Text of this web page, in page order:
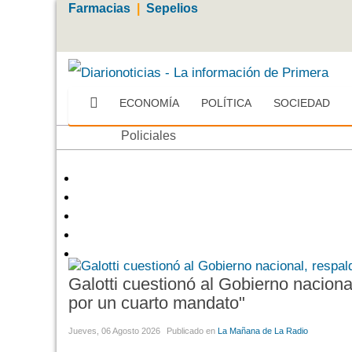
Farmacias Sepelios
ECONOMÍA POLÍTICA SOCIEDAD
Policiales
Galotti cuestionó al Gobierno
por un cuarto mandato"
Jueves, 06 Agosto 2026 Publicado en La Mañana de La Radio